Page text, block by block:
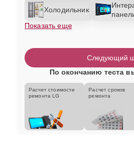
Холодильник
Показать еще
Следующий
По окончанию теста
Расчет стоимости
ремонта LG
Расчет сроков
ремонта